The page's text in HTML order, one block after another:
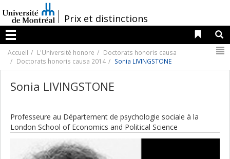
au
contenu
/Prix et distinctions
Menu
Liens
Accueil L'Université honore
Doctorats honoris causa
Doctorats honoris causa 2014
Sonia LIVINGSTONE
Sonia LIVINGSTONE
Professeure au Département de psychologie sociale à la
London School of Economics and Political Science